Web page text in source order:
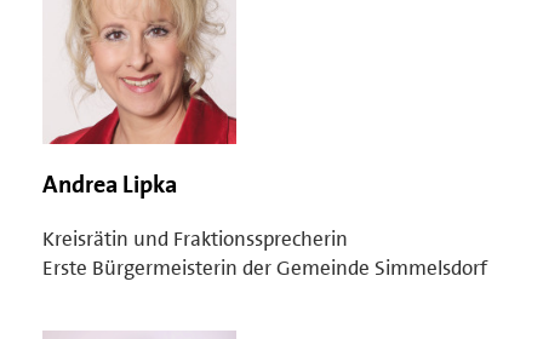
Andrea Lipka
Kreisrätin und Fraktionssprecherin
Erste Bürgermeisterin der Gemeinde Simmelsdorf